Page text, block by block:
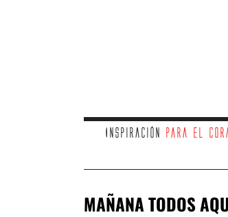
Inspiración para el
MAÑANA TODOS